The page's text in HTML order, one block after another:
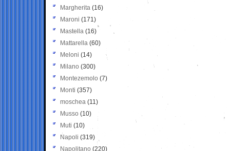
Margherita (16)
Maroni (171)
Mastella (16)
Mattarella (60)
Meloni (14)
Milano (300)
Montezemolo (7)
Monti (357)
moschea (11)
Musso (10)
Muti (10)
Napoli (319)
Napolitano (220)